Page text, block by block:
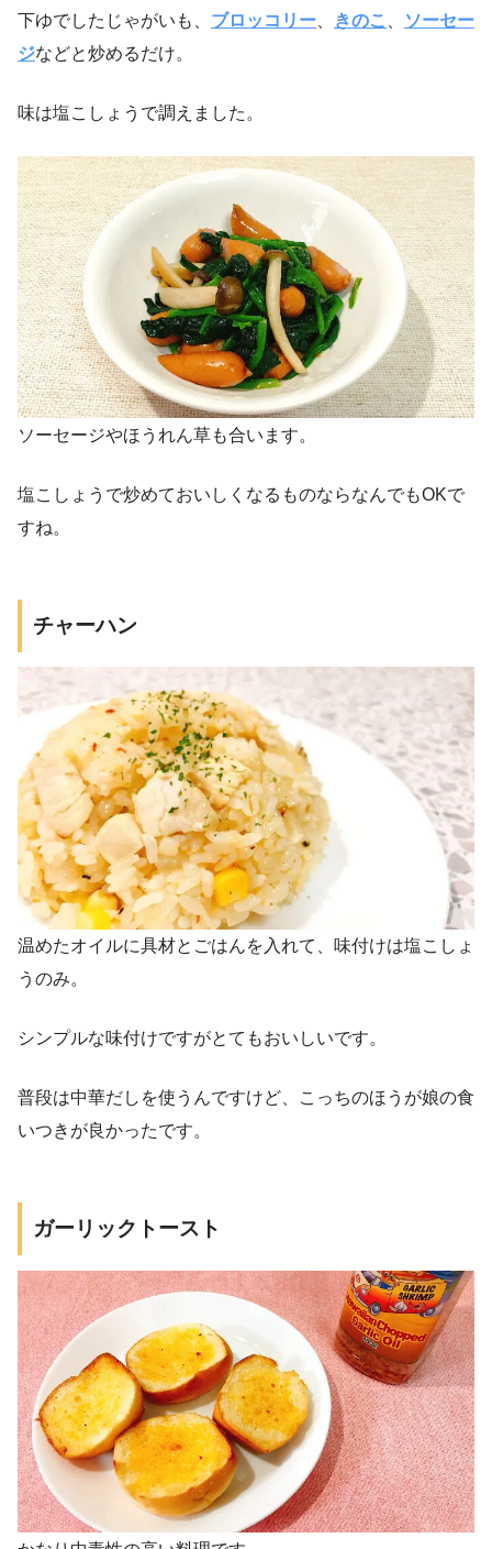
下ゆでしたじゃがいも、 ブロッコリー きのこ
ソーセー
ジなどと炒めるだけ。
味は塩こしょうで調えました。
ソーセージやほうれん草も合います。
塩こしょうで炒めておいしくなるものならなんでもOKで
すね。
チャーハン
温めたオイルに具材とごはんを入れて、味付けは塩こしょ
うのみ。
シンプルな味付けですがとてもおいしいです。
普段は中華だしを使うんですけど、こっちのほうが娘の食
いつきが良かったです。
ガーリックトースト